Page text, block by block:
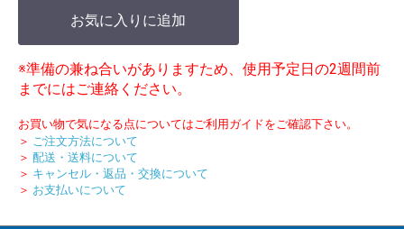
お気に入りに追加
※準備の兼ね合いがありますため、使用予定日の2週間前
までにはご連絡ください。
お買い物で気になる点についてはご利用ガイドをご確認下さい。
＞ ご注文方法について
＞ 配送・送料について
＞ キャンセル・返品・交換について
＞ お支払いについて